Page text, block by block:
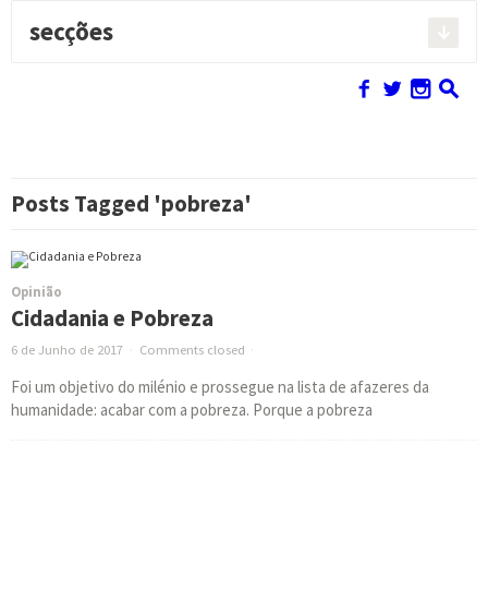
secções
f w n s
Posts Tagged 'pobreza'
Opinião
Cidadania e Pobreza
6 de Junho de 2017 · Comments closed ·
Foi um objetivo do milénio e prossegue na lista de afazeres da
humanidade: acabar com a pobreza. Porque a pobreza